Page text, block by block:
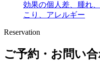
効果の個人差、腫れ
こり、アレルギー
Reservation
ご予約・お問い